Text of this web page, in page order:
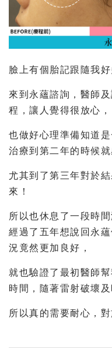
臉上有個胎記跟隨我
來到永蘊諮詢，醫師
程，讓人覺得很放心，
也做好心理準備知道是
治療到第二年的時候
尤其到了第三年對於
來！
所以也休息了一段時間
經過了五年想說回永蘊
況竟然更加良好，
就也驗證了最初醫師
時間，隨著雷射破壞
所以真的需要耐心，